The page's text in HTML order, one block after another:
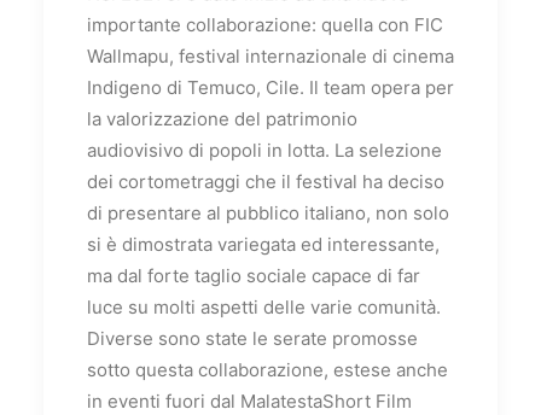
importante collaborazione: quella con FIC
Wallmapu, festival internazionale di cinema
Indigeno di Temuco, Cile. Il team opera per
la valorizzazione del patrimonio
audiovisivo di popoli in lotta. La selezione
dei cortometraggi che il festival ha deciso
di presentare al pubblico italiano, non solo
si è dimostrata variegata ed interessante,
ma dal forte taglio sociale capace di far
luce su molti aspetti delle varie comunità.
Diverse sono state le serate promosse
sotto questa collaborazione, estese anche
in eventi fuori dal MalatestaShort Film